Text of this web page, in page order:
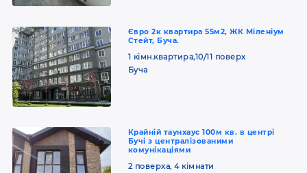
Євро 2к квартира 55м2, ЖК Міленіум
Стейт, Буча.
1 кімн.квартира,10/11 поверх
Буча
Крайній таунхаус 100м кв. в центрі
Бучі з централізованими
комунікаціями
2 поверха, 4 кімнати